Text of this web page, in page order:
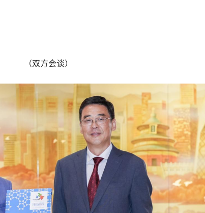
（双方会谈）